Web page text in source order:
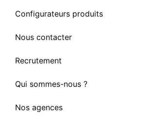
Configurateurs produits
Nous contacter
Recrutement
Qui sommes-nous ?
Nos agences